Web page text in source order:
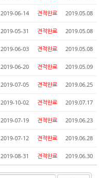
2019-06-14 견적완료 2019.05.08
2019-05-31 견적완료 2019.05.08
2019-06-03 견적완료 2019.05.08
2019-06-20 견적완료 2019.05.09
2019-07-05 견적완료 2019.06.25
2019-10-02 견적완료 2019.07.17
2019-07-19 견적완료 2019.06.23
2019-07-12 견적완료 2019.06.28
2019-08-31 견적완료 2019.06.30